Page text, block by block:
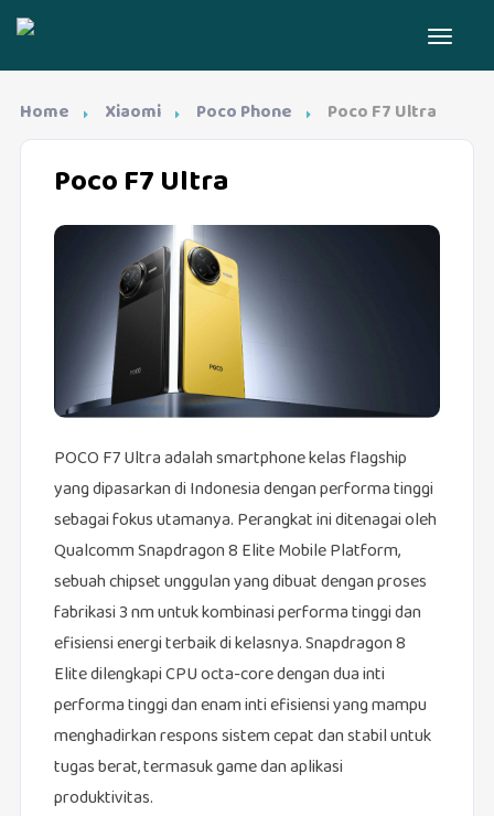
Home Xiaomi Poco Phone Poco F7 Ultra
Poco F7 Ultra
POCO F7 Ultra adalah smartphone kelas flagship
yang dipasarkan di Indonesia dengan performa tinggi
sebagai fokus utamanya. Perangkat ini ditenagai oleh
Qualcomm Snapdragon 8 Elite Mobile Platform,
sebuah chipset unggulan yang dibuat dengan proses
fabrikasi 3 nm untuk kombinasi performa tinggi dan
efisiensi energi terbaik di kelasnya. Snapdragon 8
Elite dilengkapi CPU octa-core dengan dua inti
performa tinggi dan enam inti efisiensi yang mampu
menghadirkan respons sistem cepat dan stabil untuk
tugas berat, termasuk game dan aplikasi
produktivitas.